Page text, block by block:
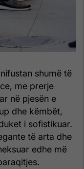
shumë të
me prerje
në pjesën e
dhe këmbët,
i sofistikuar.
të arta dhe
edhe më